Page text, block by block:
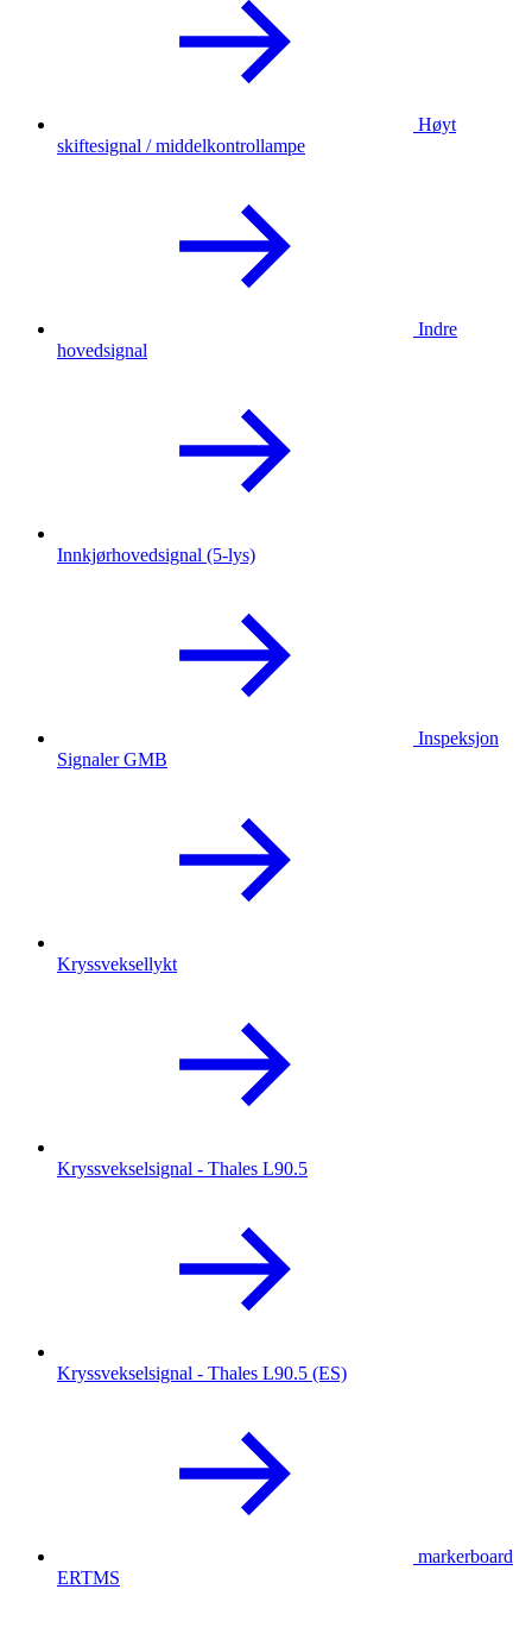
Høyt
skiftesignal / middelkontrollampe
Indre
hovedsignal
Innkjørhovedsignal (5-lys)
Inspeksjon
Signaler GMB
Kryssveksellykt
Kryssvekselsignal - Thales L90.5
Kryssvekselsignal - Thales L90.5 (ES)
markerboard
ERTMS